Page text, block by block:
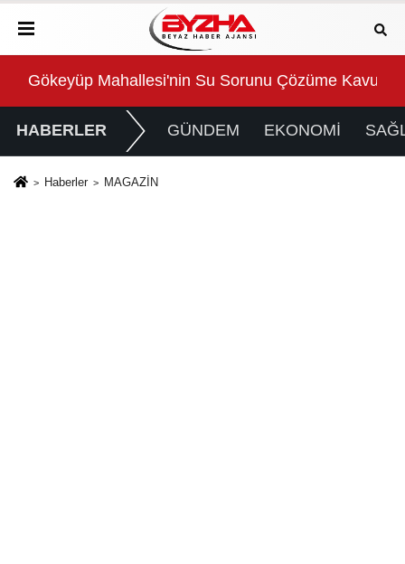
Gökeyüp Mahallesi'nin Su Sorunu Çözüme
HABERLER GÜNDEM EKONOMİ
Haberler MAGAZİN